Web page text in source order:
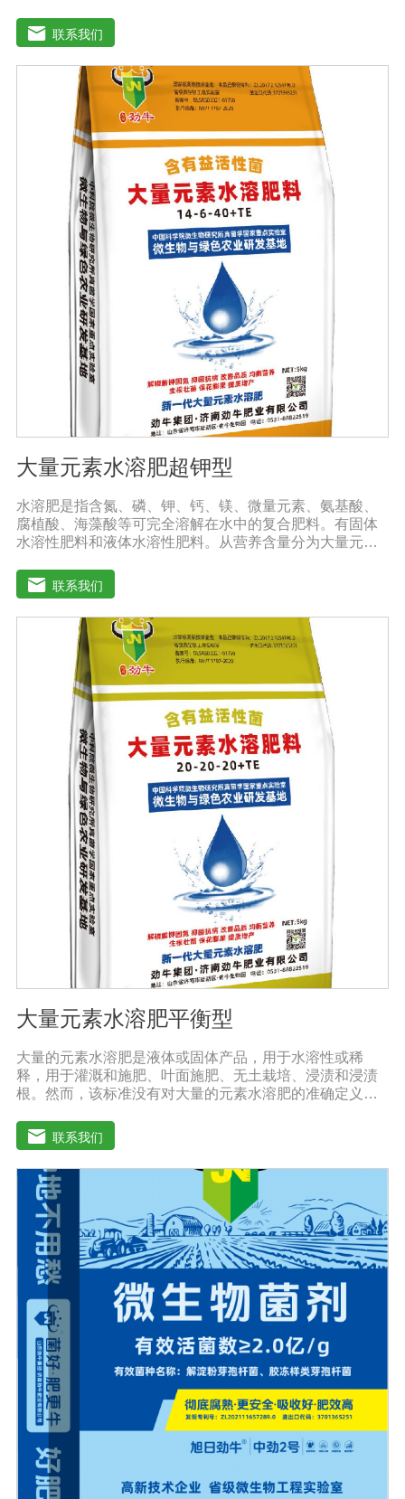
体肥料。使用方法：灌溉施肥，灌溉包括灌溉、滴灌等灌
溉方式，不仅节约用水，而且节约施肥，而且植物吸收
快。叶面施肥，将肥料稀释溶解在水中喷洒叶面，或溶解
在水中，均匀喷洒叶面，通过叶面孔进入植物，植物可以
通过叶片营养吸收，大大提高了肥料的吸收利用效率。利
用大量元素水溶性肥料收获的农产品，大大降低了农药残
留，确保了食用的绿色和安全。此外，作物中蛋白质、
糖、氨基酸、维生素等有益成分的含量显著增加，颗粒丰
满光滑，蔬菜和水果颜色明亮，也能减少烟硝酸盐的积
累，提高农产品的安全性。
联系我们
大量元素水溶肥超钾型
水溶肥是指含氮、磷、钾、钙、镁、微量元素、氨基酸、
腐植酸、海藻酸等可完全溶解在水中的复合肥料。有固体
水溶性肥料和液体水溶性肥料。从营养含量分为大量元素
含氨基酸水溶性肥料、含腐植酸水溶性肥料、有机水溶性
肥料等。水溶肥与传统的过磷酸钙肥等品种相比，水溶性
肥料具有明显的优势。它是一种水溶性好、无残渣的速效
肥料，能完全溶于水，能直接被作物的根和叶吸收利用。
水溶肥作为一种快速肥料，其营养元素相对全面，根据不
同作物的肥料特点，相应的肥料配方不同，市场销售蔬
菜、果树、花卉、食品、棉花、油等作物专用水溶性肥
料。使用技巧：1．避免直接冲施，要采取二次稀释法。由
于水溶性肥料有别于一般的复合肥料，所以农民就不能够
按常规施肥方法，造成施肥不均匀，出现烧苗伤根，苗小
苗弱等现象，二次稀释保证冲肥均匀，提高肥料利用率。
2．严格控制施肥量。水溶肥比一般复合肥养分含量高，用
量相对较少。由于其速效性强，难以在土壤中长期存留，
所以要严格控制施肥量，避免肥料流失即降低施肥的经济
效益，达不到高产优质高效的目的。3．尽量单用或与非碱
性的农药混用。比如在蔬菜出现缺素症或根系生长不良
时，不少农民多采用喷施水溶肥的方法加以缓解。在此提
醒农民朋友，水溶肥要尽量单独施用或与非碱性的农药混
用，以免金属离子起反应产生沉淀，造成叶片肥害或药
联系我们
大量元素水溶肥平衡型
大量的元素水溶肥是液体或固体产品，用于水溶性或稀
释，用于灌溉和施肥、叶面施肥、无土栽培、浸渍和浸渍
根。然而，该标准没有对大量的元素水溶肥的准确定义。
合肥料。大量的元素水溶肥的特点是作物喷洒后通过树枝
和树叶迅速渗透到体内，提高作物运输营养物质的能力，
增加果叶营养物质，增强细胞活力和代谢能力。1.促进发
芽，加速茶树、果树、蔬菜等作物的生长，增加花蕾，促
进发芽，缩短采摘周期，增加产量，提高品质。瓜类、豆
类、甘蔗、桑树、树苗、果苗和攀缘作物生长得更快。2.
绿叶增强枝条，保护花朵和果实。使用后，叶子呈嫩绿
色，叶子又厚又亮。果树、瓜类、豆类等作物在开花前后
喷洒，也可防止谢花落果。具有显著的保花保果作用，也
是大量元素水溶性肥料的主要作用之一。3.果实大、颗粒
重、早熟、高产果树、瓜类、豆类等多种作物。在果实期
喷洒可以增加果实，提前成熟，在抽穗期和灌浆期喷洒谷
物可以使抽穗整齐，重量显著增加。4.灾后恢复，抗旱、
防涝、防虫。风灾后，喷洒能迅速恢复生长，抵抗农作物
病虫害，与农药混合喷洒，病株恢复更快。
联系我们